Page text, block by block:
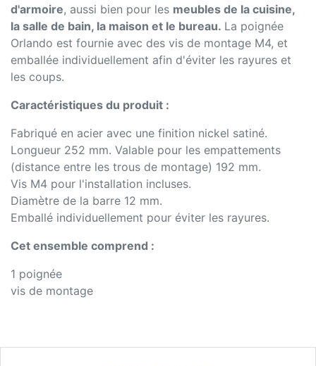
d'armoire, aussi bien pour les meubles de la cuisine,
la salle de bain, la maison et le bureau. La poignée
Orlando est fournie avec des vis de montage M4, et
emballée individuellement afin d'éviter les rayures et
les coups.
Caractéristiques du produit :
Fabriqué en acier avec une finition nickel satiné.
Longueur 252 mm. Valable pour les empattements
(distance entre les trous de montage) 192 mm.
Vis M4 pour l'installation incluses.
Diamètre de la barre 12 mm.
Emballé individuellement pour éviter les rayures.
Cet ensemble comprend :
1 poignée
vis de montage